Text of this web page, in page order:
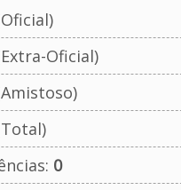
Oficial)
0